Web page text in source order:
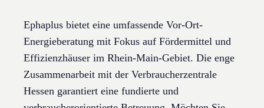
Ephaplus bietet eine umfassende Vor-Ort-
Energieberatung mit Fokus auf Fördermittel und
Effizienzhäuser im Rhein-Main-Gebiet. Die enge
Zusammenarbeit mit der Verbraucherzentrale
Hessen garantiert eine fundierte und